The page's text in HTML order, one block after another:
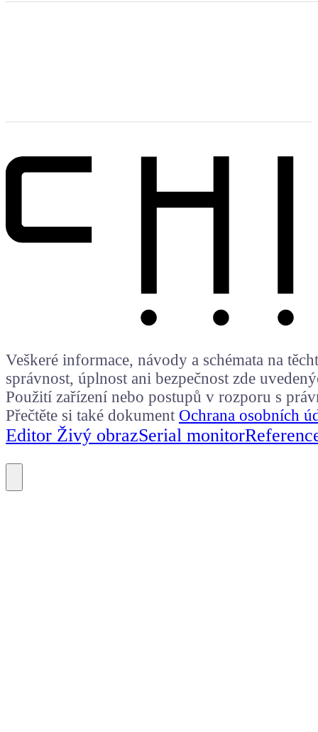
Veškeré informace, návody a schémata na
správnost, úplnost ani bezpečnost zde
Použití zařízení nebo postupů v rozporu s
Přečtěte si také dokument Ochrana osobních
Editor Živý obrazSerial monitor